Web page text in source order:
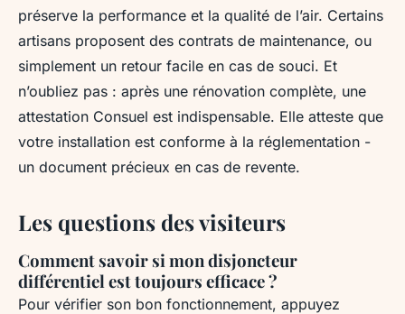
préserve la performance et la qualité de l’air. Certains
artisans proposent des contrats de maintenance, ou
simplement un retour facile en cas de souci. Et
n’oubliez pas : après une rénovation complète, une
attestation Consuel est indispensable. Elle atteste que
votre installation est conforme à la réglementation -
un document précieux en cas de revente.
Les questions des visiteurs
Comment savoir si mon disjoncteur
différentiel est toujours efficace ?
Pour vérifier son bon fonctionnement, appuyez